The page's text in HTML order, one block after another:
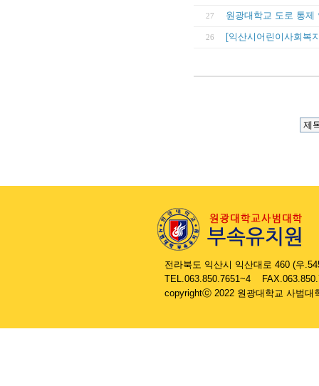
27 원광대학교 도로 통제
26 [익산시어린이사회복
전라북도 익산시 익산대로 460 (우
TEL.063.850.7651~4
copyrightⓒ 2022 원광대학교 사범대